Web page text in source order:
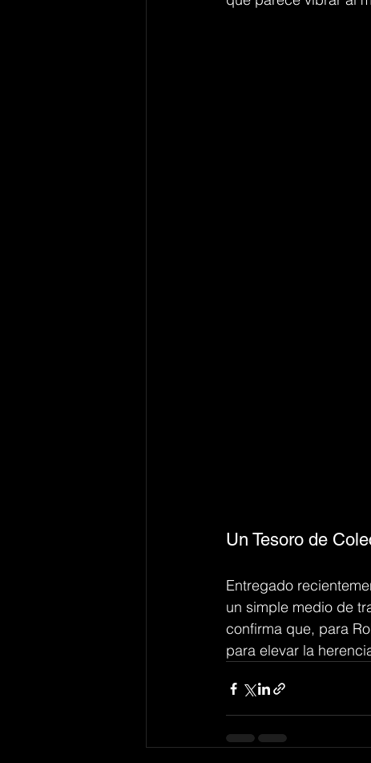
Un Tesoro de
Entregado
un simple medio de
confirma que, para
para elevar la